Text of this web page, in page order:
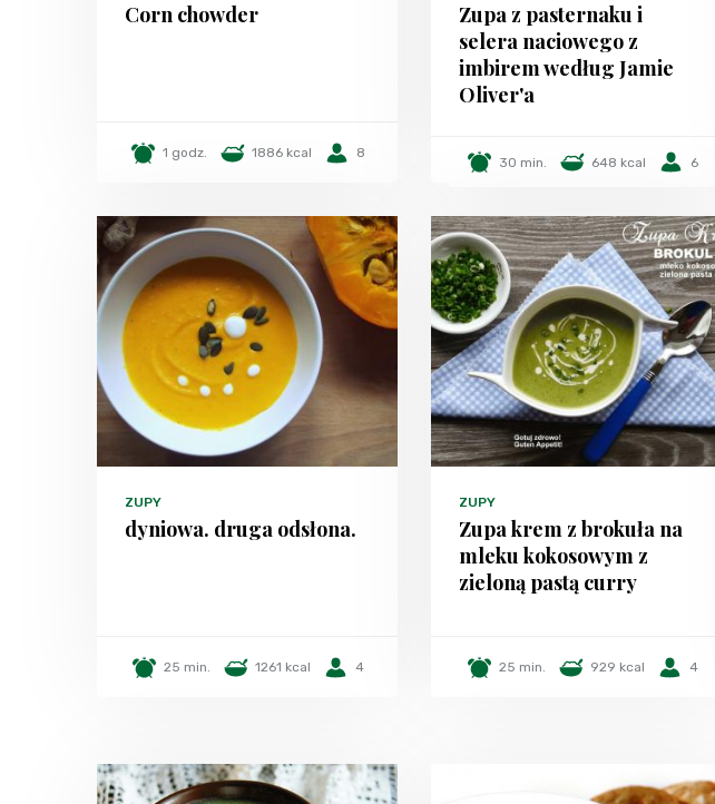
Corn chowder
1 godz. 1886 kcal 8
Zupa z pasternaku i
selera naciowego z
imbirem według Jamie
Oliver'a
30 min. 648 kcal 6
ZUPY
dyniowa. druga odsłona.
25 min. 1261 kcal 4
ZUPY
Zupa krem z brokuła na
mleku kokosowym z
zieloną pastą curry
25 min. 929 kcal 4